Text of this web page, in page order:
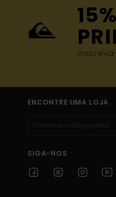
ENCONTRE UMA LOJA
SIGA-NOS